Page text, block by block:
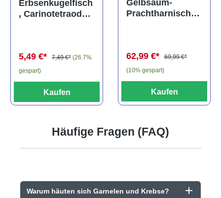
Erbsenkugelfisch
, Carinotetraodon
5,49 €* 7,49 €* (26.7%
gespart)
Kaufen
Gelbsaum-
Prachtharnischw
62,99 €*
69,99 €*
(10% gespart)
Kaufen
Häufige Fragen (FAQ)
Warum häuten sich Garnelen und Krebse?